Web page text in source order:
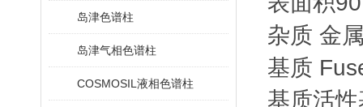
岛津色谱柱
岛津气相色谱柱
COSMOSIL液相色谱柱
杂质 金
基质
基质活